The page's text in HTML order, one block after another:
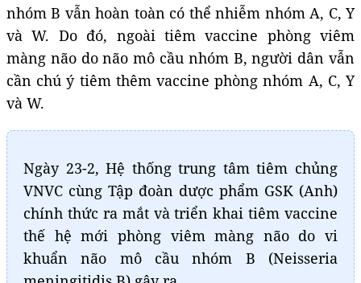
nhóm B vẫn hoàn toàn có thể nhiễm nhóm A, C, Y
và W. Do đó, ngoài tiêm vaccine phòng viêm
màng não do não mô cầu nhóm B, người dân vẫn
cần chú ý tiêm thêm vaccine phòng nhóm A, C, Y
và W.
Ngày 23-2, Hệ thống trung tâm tiêm chủng
VNVC cùng Tập đoàn dược phẩm GSK (Anh)
chính thức ra mắt và triển khai tiêm vaccine
thế hệ mới phòng viêm màng não do vi
khuẩn não mô cầu nhóm B (Neisseria